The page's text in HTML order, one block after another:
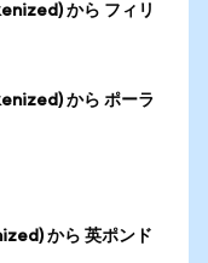
から フィリ
から ポーラ
から 英ポンド